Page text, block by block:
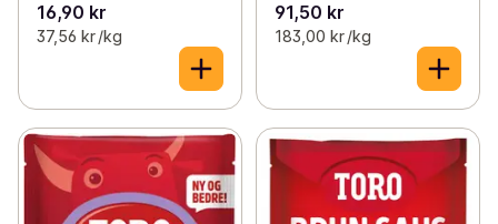
16,90 kr
37,56 kr /kg
91,50 kr
183,00 kr /kg